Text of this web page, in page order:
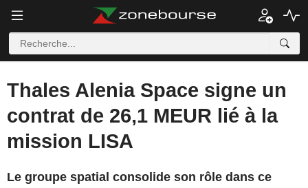
Thales Alenia Space signe un
contrat de 26,1 MEUR lié à la
mission LISA
Le groupe spatial consolide son rôle dans ce